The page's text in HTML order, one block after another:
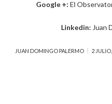
Google +: El
Linkedin: Juan
JUAN DOMINGO PALERMO 2